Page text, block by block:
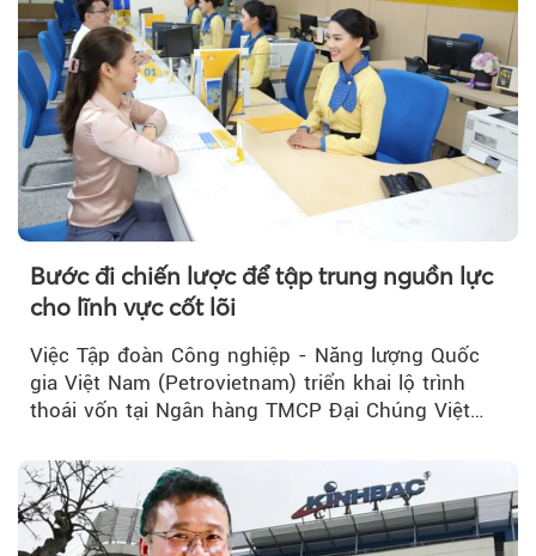
Theo Sở hữu trí
Bước đi chiến lược để tập trung nguồn lực
cho lĩnh vực cốt lõi
Việc Tập đoàn Công nghiệp - Năng lượng Quốc
gia Việt Nam (Petrovietnam) triển khai lộ trình
thoái vốn tại Ngân hàng TMCP Đại Chúng Việt